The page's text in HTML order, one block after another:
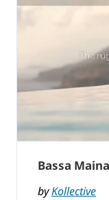
Bassa
byKollective